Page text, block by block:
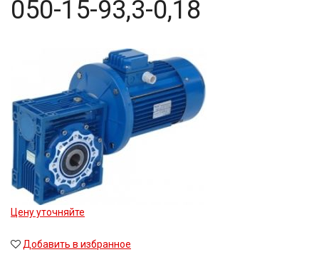
050-15-93,3-0,18
Цену уточняйте
Добавить в избранное